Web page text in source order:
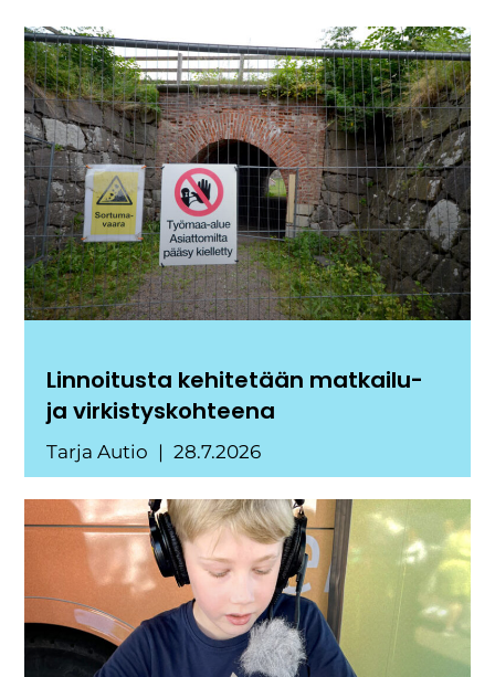
Linnoitusta kehitetään matkailu-
ja virkistyskohteena
Tarja Autio 28.7.2026